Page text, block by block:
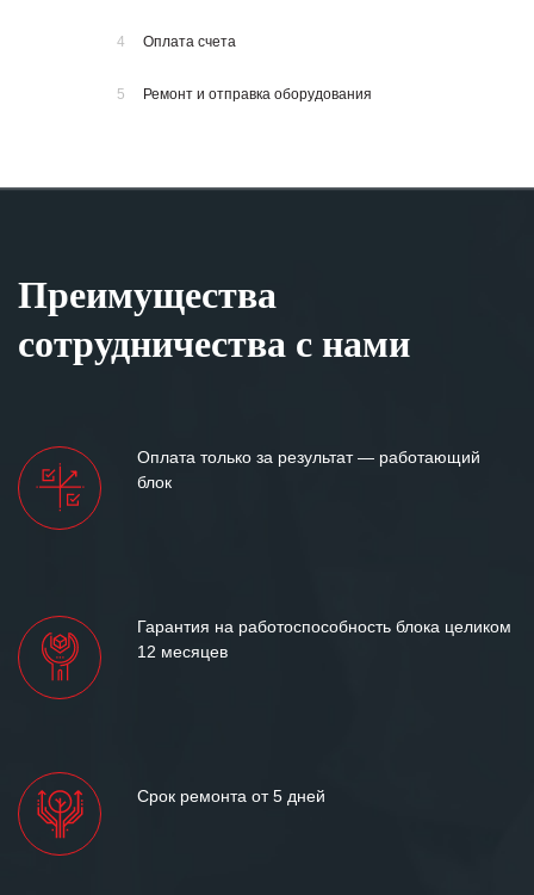
4 Оплата счета
5 Ремонт и отправка оборудования
Преимущества
сотрудничества с нами
Оплата только за результат — работающий
блок
Гарантия на работоспособность блока целиком
12 месяцев
Срок ремонта от 5 дней